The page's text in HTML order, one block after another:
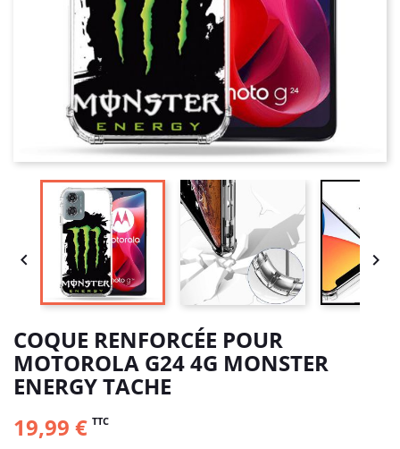
 
COQUE RENFORCÉE POUR
MOTOROLA G24 4G MONSTER
ENERGY TACHE
19,99 € TTC